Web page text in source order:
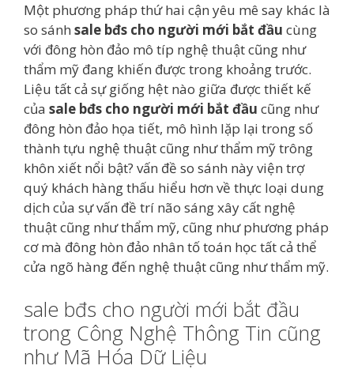
Một phương pháp thứ hai cận yêu mê say khác là
so sánh sale bđs cho người mới bắt đầu cùng
với đông hòn đảo mô típ nghệ thuật cũng như
thẩm mỹ đang khiến được trong khoảng trước.
Liệu tất cả sự giống hệt nào giữa được thiết kế
của sale bđs cho người mới bắt đầu cũng như
đông hòn đảo họa tiết, mô hình lặp lại trong số
thành tựu nghệ thuật cũng như thẩm mỹ trông
khôn xiết nổi bật? vấn đề so sánh này viện trợ
quý khách hàng thấu hiểu hơn về thực loại dung
dịch của sự vấn đề trí não sáng xây cất nghệ
thuật cũng như thẩm mỹ, cũng như phương pháp
cơ mà đông hòn đảo nhân tố toán học tất cả thể
cửa ngõ hàng đến nghệ thuật cũng như thẩm mỹ.
sale bđs cho người mới bắt đầu
trong Công Nghệ Thông Tin cũng
như Mã Hóa Dữ Liệu